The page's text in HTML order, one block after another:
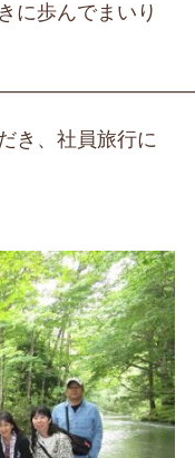
に歩んでまいり
き、社員旅行に